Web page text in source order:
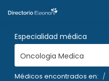
Especialidad médica
Oncologia Medica
Médicos encontrados en: